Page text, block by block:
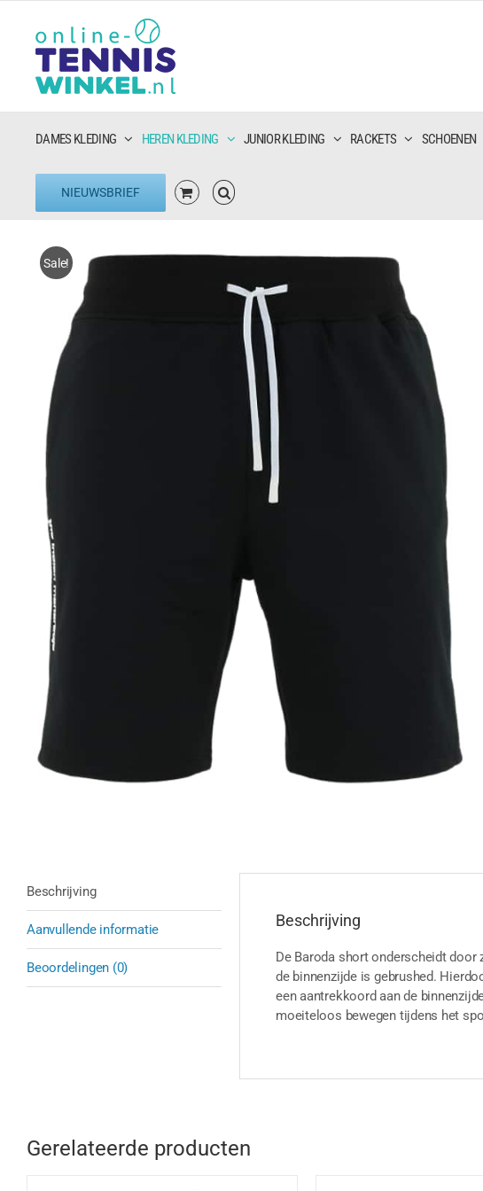
inhoud
DAMES KLEDING HEREN KLEDING JUNIOR KLEDING RACKETS SCHOENEN
NIEUWSBRIEF
Sale!
Beschrijving
Aanvullende informatie
Beoordelingen (0)
Beschrijving
De Baroda short onderscheidt
de binnenzijde is gebrushed.
een aantrekkoord aan de
moeiteloos bewegen tijdens het
Gerelateerde producten